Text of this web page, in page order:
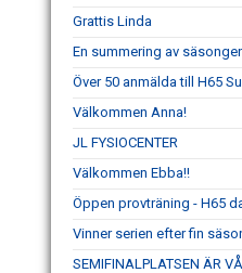
Grattis Linda
En summering av
Över 50 anmälda till H65
Välkommen Anna!
JL FYSIOCENTER
Välkommen Ebba!!
Öppen provträning - H65
Vinner serien efter fin
SEMIFINALPLATSEN ÄR